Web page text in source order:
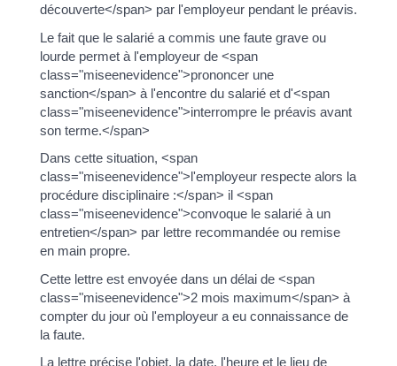
découverte</span> par l'employeur pendant le préavis.
Le fait que le salarié a commis une faute grave ou
lourde permet à l'employeur de <span
class="miseenevidence">prononcer une
sanction</span> à l'encontre du salarié et d'<span
class="miseenevidence">interrompre le préavis avant
son terme.</span>
Dans cette situation, <span
class="miseenevidence">l'employeur respecte alors la
procédure disciplinaire :</span> il <span
class="miseenevidence">convoque le salarié à un
entretien</span> par lettre recommandée ou remise
en main propre.
Cette lettre est envoyée dans un délai de <span
class="miseenevidence">2 mois maximum</span> à
compter du jour où l'employeur a eu connaissance de
la faute.
La lettre précise l'objet, la date, l'heure et le lieu de